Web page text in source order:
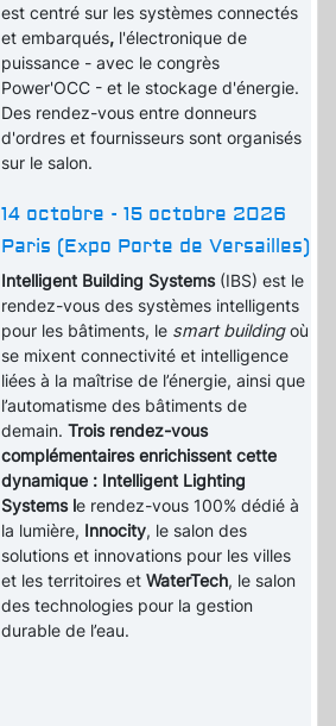
est centré sur les systèmes connectés
et embarqués, l'électronique de
puissance - avec le congrès
Power'OCC - et le stockage d'énergie.
Des rendez-vous entre donneurs
d'ordres et fournisseurs sont organisés
sur le salon.
14 octobre - 15 octobre 2026
Paris (Expo Porte de Versailles)
Intelligent Building Systems(IBS) est le
rendez-vous des systèmes intelligents
pour les bâtiments, le smart buildingoù
se mixent connectivité et intelligence
liées à la maîtrise de l’énergie, ainsi que
l’automatisme des bâtiments de
demain.Trois rendez-vous
complémentaires enrichissent cette
dynamique : Intelligent Lighting
Systems le rendez-vous 100% dédié à
la lumière, Innocity, le salon des
solutions et innovations pour les villes
et les territoires etWaterTech, le salon
des technologies pour la gestion
durable de l’eau.